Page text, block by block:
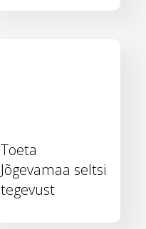
Toeta
Jõgevamaa seltsi
tegevust